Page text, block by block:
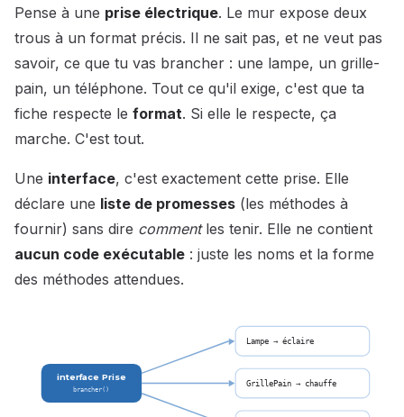
Pense à une prise électrique. Le mur expose deux
trous à un format précis. Il ne sait pas, et ne veut pas
savoir, ce que tu vas brancher : une lampe, un grille-
pain, un téléphone. Tout ce qu'il exige, c'est que ta
fiche respecte le format. Si elle le respecte, ça
marche. C'est tout.
Une interface, c'est exactement cette prise. Elle
déclare une liste de promesses (les méthodes à
fournir) sans dire commentles tenir. Elle ne contient
aucun code exécutable : juste les noms et la forme
des méthodes attendues.
interface Prise
brancher()
Lampe → éclaire
GrillePain → chauffe